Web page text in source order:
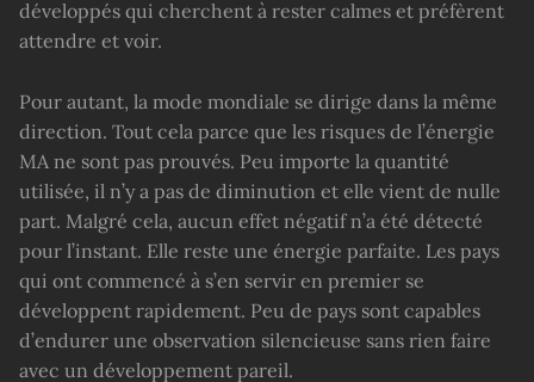
développés qui cherchent à rester calmes et préfèrent
attendre et voir.
Pour autant, la mode mondiale se dirige dans la même
direction. Tout cela parce que les risques de l’énergie
MA ne sont pas prouvés. Peu importe la quantité
utilisée, il n’y a pas de diminution et elle vient de nulle
part. Malgré cela, aucun effet négatif n’a été détecté
pour l’instant. Elle reste une énergie parfaite. Les pays
qui ont commencé à s’en servir en premier se
développent rapidement. Peu de pays sont capables
d’endurer une observation silencieuse sans rien faire
avec un développement pareil.